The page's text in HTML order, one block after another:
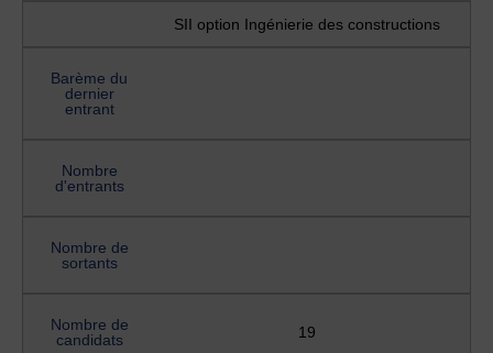
SII option Ingénierie des constructions
Barème du
dernier
entrant
Nombre
d'entrants
Nombre de
sortants
Nombre de
candidats
19